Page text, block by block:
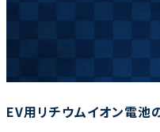
調査の種類で選ぶ
EV用リチウムイオン電池